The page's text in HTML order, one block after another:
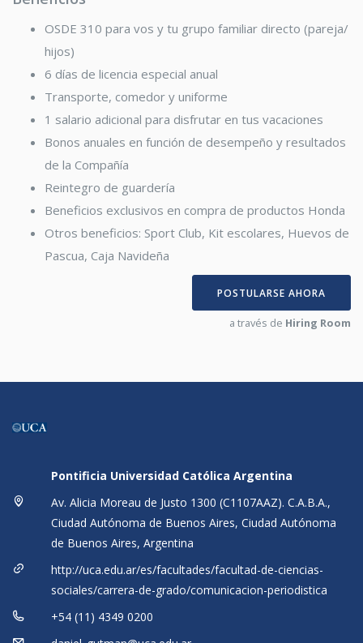
OSDE 310 para vos y tu grupo familiar directo (pareja/
hijos)
6 días de licencia especial anual
Transporte, comedor y uniforme
1 salario adicional para disfrutar en tus vacaciones
Bonos anuales en función de desempeño y resultados
de la Compañía
Reintegro de guardería
Beneficios exclusivos en compra de productos Honda
Otros beneficios: Sport Club, Kit escolares, Huevos de
Pascua, Caja Navideña
POSTULARSE AHORA
a través de Hiring Room
Pontificia Universidad Católica Argentina
Av. Alicia Moreau de Justo 1300 (C1107AAZ). C.A.B.A.,
Ciudad Autónoma de Buenos Aires, Ciudad Autónoma
de Buenos Aires, Argentina
http://uca.edu.ar/es/facultades/facultad-de-ciencias-
sociales/carrera-de-grado/comunicacion-periodistica
+54 (11) 4349 0200